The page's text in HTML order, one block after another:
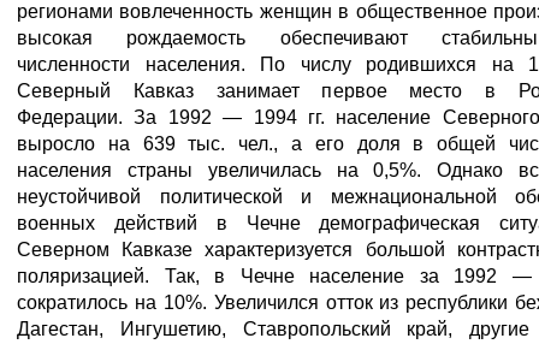
регионами вовлеченность женщин в общественное
высокая рождаемость обеспечивают
численности населения. По числу родившихся на
Северный Кавказ занимает первое место в
Федерации. За 1992 — 1994 гг. население
выросло на 639 тыс. чел., а его доля в общей
населения страны увеличилась на 0,5%. Однако
неустойчивой политической и межнациональной
военных действий в Чечне демографическая
Северном Кавказе характеризуется большой
поляризацией. Так, в Чечне население за 1992 —
сократилось на 10%. Увеличился отток из республики
Дагестан, Ингушетию, Ставропольский край,